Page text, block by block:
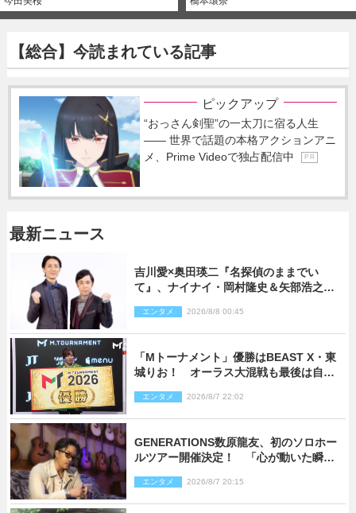
【総合】今読まれている記事
ピックアップ
“おっさん剣聖”の一太刀に宿る人生
―― 世界で話題の本格アクションアニ
メ、Prime Videoで独占配信中
P R
最新ニュース
吉川愛×奥田瑛二『名探偵のままでい
て』、ナイナイ・岡村隆史＆矢部浩之の
エンタメ 2026/8/8 00:45
「Mトーナメント」優勝はBEAST X・東
城りお！ オーラス大混戦も最後は自ら
エンタメ 2026/8/7 22:02
GENERATIONS数原龍友、初のソロホー
ルツアー開催決定！ 「心が動いた瞬間
エンタメ 2026/8/7 20:15